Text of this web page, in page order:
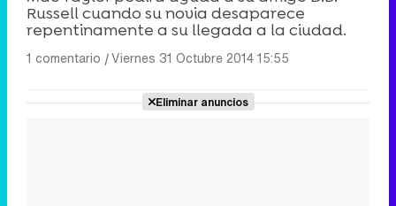
Russell cuando su novia desaparece
repentinamente a su llegada a la ciudad.
1 comentario |Viernes 31 Octubre 2014 15:55
Eliminar anuncios